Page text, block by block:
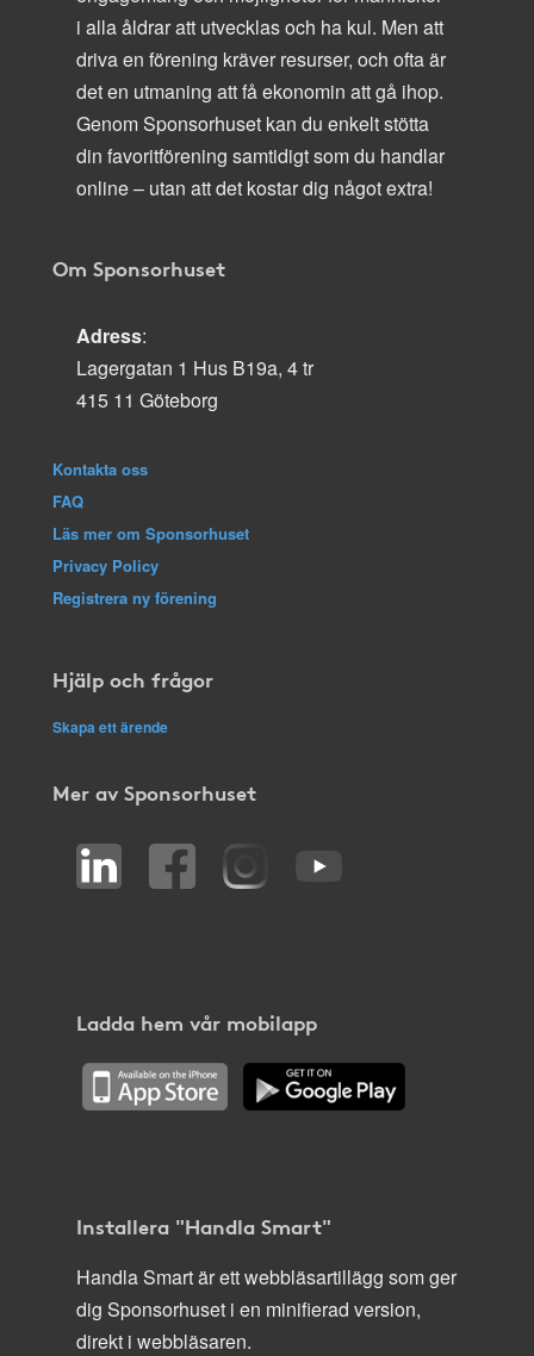
i alla åldrar att utvecklas och ha kul. Men att
driva en förening kräver resurser, och ofta är
det en utmaning att få ekonomin att gå ihop.
Genom Sponsorhuset kan du enkelt stötta
din favoritförening samtidigt som du handlar
online – utan att det kostar dig något extra!
Om Sponsorhuset
Adress:
Lagergatan 1 Hus B19a, 4 tr
415 11 Göteborg
Kontakta oss
FAQ
Läs mer om Sponsorhuset
Privacy Policy
Registrera ny förening
Hjälp och frågor
Skapa ett ärende
Mer av Sponsorhuset
Ladda hem vår mobilapp
Installera "Handla Smart"
Handla Smart är ett webbläsartillägg som ger
dig Sponsorhuset i en minifierad version,
direkt i webbläsaren.